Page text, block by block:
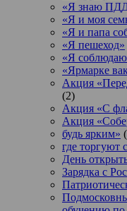
«Я знаю
«Я и моя
«Я и папа
«Я пешеход»
«Я
«Ярмарке
Акция
(2)
Акция «С
Акция
будь ярким»
где торгуют
День
Зарядка с